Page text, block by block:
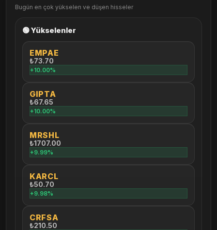
Bugün en çok yükselen ve düşen hisseler
🟢 Yükselenler
EMPAE
₺73.70
+10.00%
GIPTA
₺67.65
+10.00%
MRSHL
₺1707.00
+9.99%
KARCL
₺50.70
+9.98%
CRFSA
₺210.50